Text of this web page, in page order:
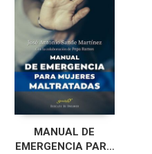
MANUAL DE
EMERGENCIA PARA